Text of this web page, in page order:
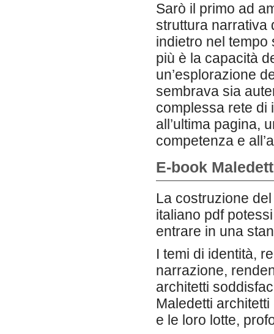
Sarò il primo ad
struttura narrativa
indietro nel
più è la capacità
un’esplorazione
sembrava sia
complessa rete di
all’ultima pagina,
competenza e
E-book
La costruzione
italiano pdf
entrare in una
I temi di identità,
narrazione,
architetti
Maledetti
e le loro lotte,